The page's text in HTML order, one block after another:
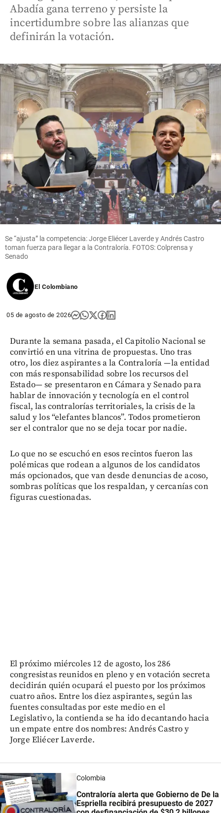
Abadía gana terreno y persiste la
incertidumbre sobre las alianzas que
definirán la votación.
Se “ajusta” la competencia: Jorge Eliécer Laverde y Andrés Castro
toman fuerza para llegar a la Contraloría. FOTOS: Colprensa y
Senado
El Colombiano
05 de agosto de 2026
Durante la semana pasada, el Capitolio Nacional se
convirtió en una vitrina de propuestas. Uno tras
otro, los diez aspirantes a la Contraloría —la entidad
con más responsabilidad sobre los recursos del
Estado— se presentaron en Cámara y Senado para
hablar de innovación y tecnología en el control
fiscal, las contralorías territoriales, la crisis de la
salud y los “elefantes blancos”. Todos prometieron
ser el contralor que no se deja tocar por nadie.
Lo que no se escuchó en esos recintos fueron las
polémicas que rodean a algunos de los candidatos
más opcionados, que van desde denuncias de acoso,
sombras políticas que los respaldan, y cercanías con
figuras cuestionadas.
El próximo miércoles 12 de agosto, los 286
congresistas reunidos en pleno y en votación secreta
decidirán quién ocupará el puesto por los próximos
cuatro años. Entre los diez aspirantes, según las
fuentes consultadas por este medio en el
Legislativo, la contienda se ha ido decantando hacia
un empate entre dos nombres: Andrés Castro y
Jorge Eliécer Laverde.
Colombia
Contraloría alerta que Gobierno de De la
Espriella recibirá presupuesto de 2027